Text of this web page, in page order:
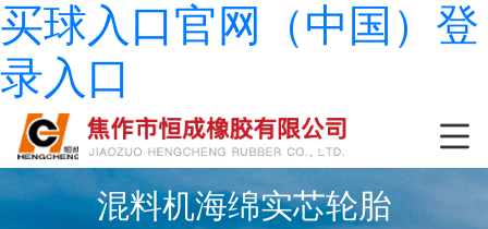
买球入口官网（中国）登
录入口

混料机海绵实芯轮胎